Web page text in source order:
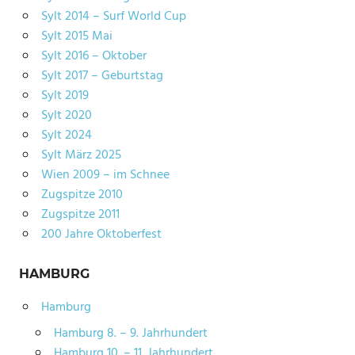
Sylt 2014 – Surf World Cup
Sylt 2015 Mai
Sylt 2016 – Oktober
Sylt 2017 – Geburtstag
Sylt 2019
Sylt 2020
Sylt 2024
Sylt März 2025
Wien 2009 – im Schnee
Zugspitze 2010
Zugspitze 2011
200 Jahre Oktoberfest
HAMBURG
Hamburg
Hamburg 8. – 9. Jahrhundert